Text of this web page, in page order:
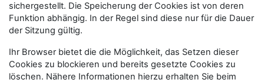
sichergestellt. Die Speicherung der Cookies ist von deren
Funktion abhängig. In der Regel sind diese nur für die Dauer
der Sitzung gültig.
Ihr Browser bietet die die Möglichkeit, das Setzen dieser
Cookies zu blockieren und bereits gesetzte Cookies zu
löschen. Nähere Informationen hierzu erhalten Sie beim